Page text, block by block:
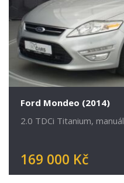
Ford Mondeo (2014)
2.0 TDCi Titanium, manuál
169 000 Kč